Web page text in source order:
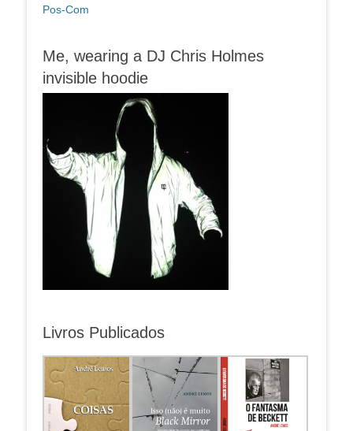
Pos-Com
Me, wearing a DJ Chris Holmes
invisible hoodie
Livros Publicados